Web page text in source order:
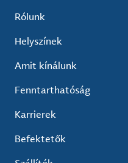
Rólunk
Helyszínek
Amit kínálunk
Fenntarthatóság
Karrierek
Befektetők